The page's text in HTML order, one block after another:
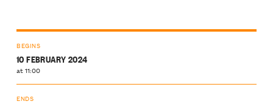
BEGINS
10 FEBRUARY 2024
at 11:00
ENDS